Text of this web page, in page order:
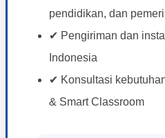
pendidikan, dan
✔ Pengiriman dan
Indonesia
✔ Konsultasi
& Smart Classroom